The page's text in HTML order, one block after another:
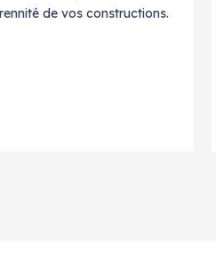
de vos constructions.